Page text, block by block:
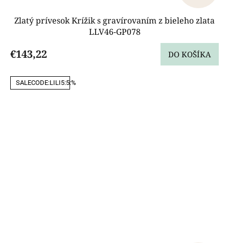
Zlatý prívesok Krížik s gravírovaním z bieleho zlata
LLV46-GP078
€143,22 DO KOŠÍKA
SALECODE:LILI5:5:%